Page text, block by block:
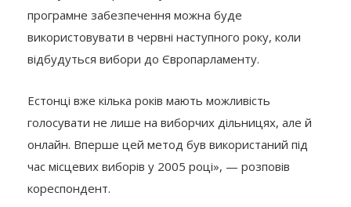
програмне забезпечення можна буде
використовувати в червні наступного року, коли
відбудуться вибори до Європарламенту.
Естонці вже кілька років мають можливість
голосувати не лише на виборчих дільницях, але й
онлайн. Вперше цей метод був використаний під
час місцевих виборів у 2005 році», — розповів
кореспондент.